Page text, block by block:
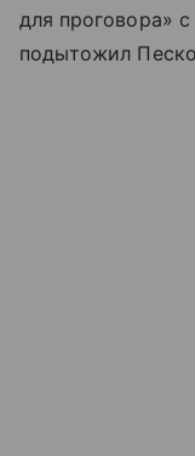
для проговора»
подытожил